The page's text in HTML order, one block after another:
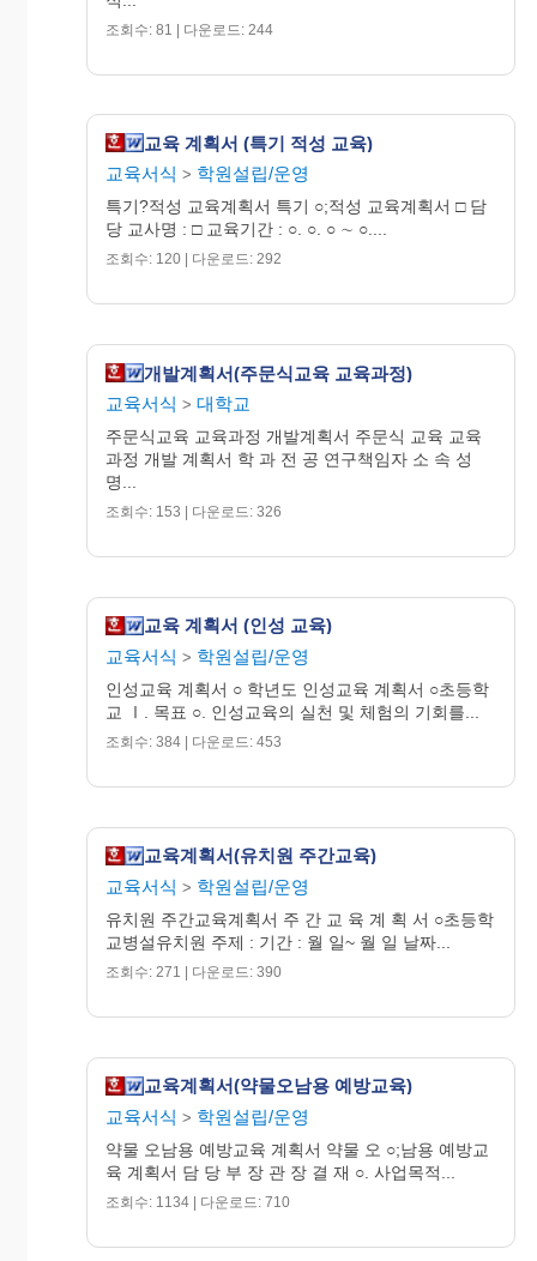
맞춤형
육
독서교육
5
독서치
료
- 우리아이의 문제점 진
단 및 독서를 통한 해결
법
6
독서교
육
참고
사이트
- 독서교육에 참고할 수
있는 우수 사이트 소개
7
독서교
육
법
- 교과별 참고도서 목록
8 논술 1 - 우리아이 논술 지도법
9 논술 2
11
독후활
동
- 독서의 효과를 높일 수
소개
- 독후 활동 지도법
독후활
체험
수 있는
인 독후 활동 지도법 습
득
13
독서환
경
꾸미기
- 우리아이의 올바른 독
서습관을 기르기 위한
14
육법
- 방학 중 함께하면 좋을
독서활동 소개
- 권장 도서 목록 배부
- 독서교육일반에 관한
토론
조회수: 81 | 다운로드: 244
교육 계획서 (특기 적성 교육)
교육서식 > 학원설립/운영
특기?적성 교육계획서 특기 ○;적성 교육계획서 □ 담
당 교사명 : □ 교육기간 : ○. ○. ○ ∼ ○....
조회수: 120 | 다운로드: 292
개발계획서(주문식교육 교육과정)
교육서식 > 대학교
주문식교육 교육과정 개발계획서 주문식 교육 교육
과정 개발 계획서 학 과 전 공 연구책임자 소 속 성
명...
조회수: 153 | 다운로드: 326
교육 계획서 (인성 교육)
교육서식 > 학원설립/운영
인성교육 계획서 ○ 학년도 인성교육 계획서 ○초등학
교 Ⅰ. 목표 ○. 인성교육의 실천 및 체험의 기회를...
조회수: 384 | 다운로드: 453
교육계획서(유치원 주간교육)
교육서식 > 학원설립/운영
유치원 주간교육계획서 주 간 교 육 계 획 서 ○초등학
교병설유치원 주제 : 기간 : 월 일~ 월 일 날짜...
조회수: 271 | 다운로드: 390
교육계획서(약물오남용 예방교육)
교육서식 > 학원설립/운영
약물 오남용 예방교육 계획서 약물 오 ○;남용 예방교
육 계획서 담 당 부 장 관 장 결 재 ○. 사업목적...
조회수: 1134 | 다운로드: 710